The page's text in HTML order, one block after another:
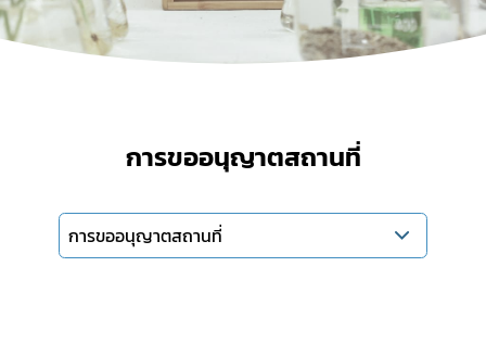
การขออนุญาตสถานที่
การขออนุญาตสถานที่
สมุนไพรใหม่